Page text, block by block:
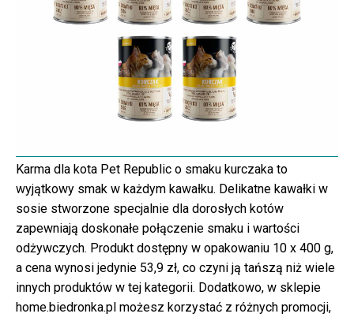
Karma dla kota Pet Republic o smaku kurczaka to
wyjątkowy smak w każdym kawałku. Delikatne kawałki w
sosie stworzone specjalnie dla dorosłych kotów
zapewniają doskonałe połączenie smaku i wartości
odżywczych. Produkt dostępny w opakowaniu 10 x 400 g,
a cena wynosi jedynie 53,9 zł, co czyni ją tańszą niż wiele
innych produktów w tej kategorii. Dodatkowo, w sklepie
home.biedronka.pl możesz korzystać z różnych promocji,